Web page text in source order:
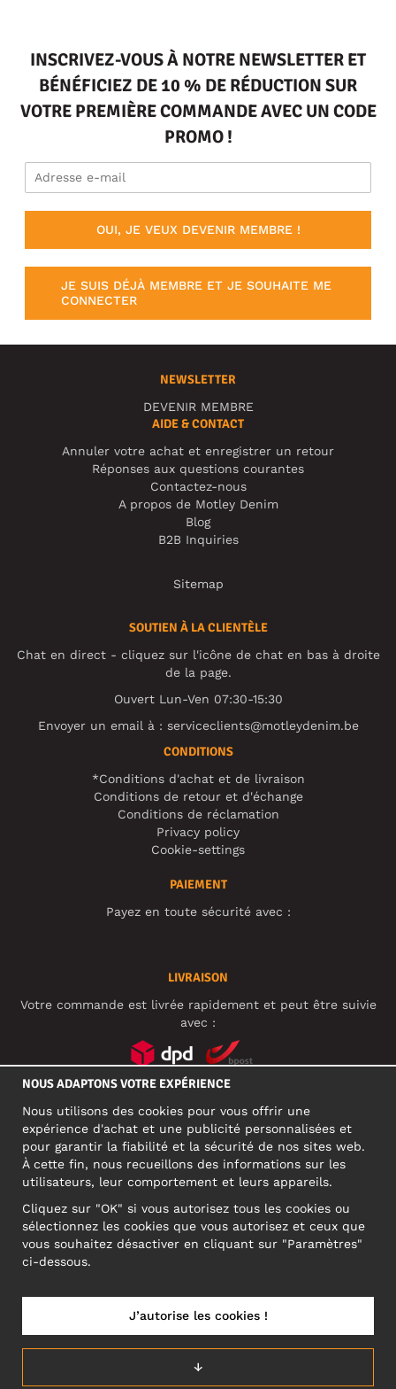
INSCRIVEZ-VOUS À NOTRE NEWSLETTER ET
BÉNÉFICIEZ DE 10 % DE RÉDUCTION SUR
VOTRE PREMIÈRE COMMANDE AVEC UN CODE
PROMO !
OUI, JE VEUX DEVENIR MEMBRE !
JE SUIS DÉJÀ MEMBRE ET JE SOUHAITE ME
CONNECTER
NEWSLETTER
DEVENIR MEMBRE
AIDE & CONTACT
Annuler votre achat et enregistrer un retour
Réponses aux questions courantes
Contactez-nous
A propos de Motley Denim
Blog
B2B Inquiries
Sitemap
SOUTIEN À LA CLIENTÈLE
Chat en direct - cliquez sur l'icône de chat en bas à droite
de la page.
Ouvert Lun-Ven 07:30-15:30
Envoyer un email à : serviceclients@motleydenim.be
CONDITIONS
*Conditions d'achat et de livraison
Conditions de retour et d'échange
Conditions de réclamation
Privacy policy
Cookie-settings
PAIEMENT
Payez en toute sécurité avec :
LIVRAISON
Votre commande est livrée rapidement et peut être suivie
avec :
ADRESSE PROFESSIONNELLE
Narva mnt 5, EE-10117 Tallinn
Reg: 12356245
ATTENTION ! N'envoyez pas les retours de produits à cette
BELGIUM/FRANÇAIS (BE)
NOUS ADAPTONS VOTRE EXPÉRIENCE
Nous utilisons des cookies pour vous offrir une
expérience d'achat et une publicité personnalisées et
pour garantir la fiabilité et la sécurité de nos sites web.
À cette fin, nous recueillons des informations sur les
utilisateurs, leur comportement et leurs appareils.
Cliquez sur "OK" si vous autorisez tous les cookies ou
sélectionnez les cookies que vous autorisez et ceux que
vous souhaitez désactiver en cliquant sur "Paramètres"
ci-dessous.
↓
J’autorise les cookies !